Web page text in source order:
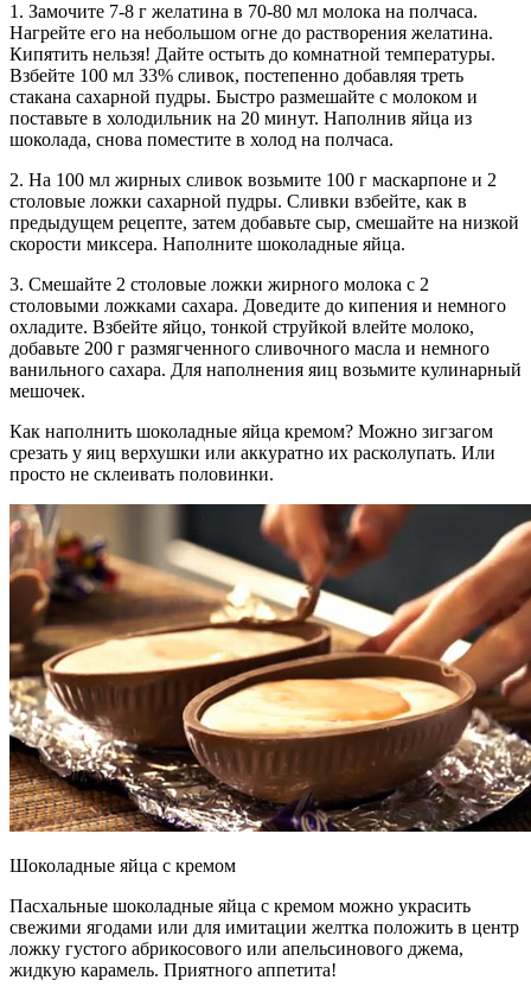
1. Замочите 7-8 г желатина в 70-80 мл молока на полчаса.
Нагрейте его на небольшом огне до растворения желатина.
Кипятить нельзя! Дайте остыть до комнатной температуры.
Взбейте 100 мл 33% сливок, постепенно добавляя треть
стакана сахарной пудры. Быстро размешайте с молоком и
поставьте в холодильник на 20 минут. Наполнив яйца из
шоколада, снова поместите в холод на полчаса.
2. На 100 мл жирных сливок возьмите 100 г маскарпоне и 2
столовые ложки сахарной пудры. Сливки взбейте, как в
предыдущем рецепте, затем добавьте сыр, смешайте на низкой
скорости миксера. Наполните шоколадные яйца.
3. Смешайте 2 столовые ложки жирного молока с 2
столовыми ложками сахара. Доведите до кипения и немного
охладите. Взбейте яйцо, тонкой струйкой влейте молоко,
добавьте 200 г размягченного сливочного масла и немного
ванильного сахара. Для наполнения яиц возьмите кулинарный
мешочек.
Как наполнить шоколадные яйца кремом? Можно зигзагом
срезать у яиц верхушки или аккуратно их расколупать. Или
просто не склеивать половинки.
Шоколадные яйца с кремом
Пасхальные шоколадные яйца с кремом можно украсить
свежими ягодами или для имитации желтка положить в центр
ложку густого абрикосового или апельсинового джема,
жидкую карамель. Приятного аппетита!